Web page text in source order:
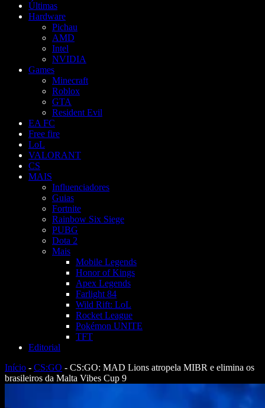
Últimas
Hardware
Pichau
AMD
Intel
NVIDIA
Games
Minecraft
Roblox
GTA
Resident Evil
EA FC
Free fire
LoL
VALORANT
CS
MAIS
Influenciadores
Guias
Fortnite
Rainbow Six Siege
PUBG
Dota 2
Mais
Mobile Legends
Honor of Kings
Apex Legends
Farlight 84
Wild Rift: LoL
Rocket League
Pokémon UNITE
TFT
Editorial
Início - CS:GO - CS:GO: MAD Lions atropela MIBR e elimina os
brasileiros da Malta Vibes Cup 9